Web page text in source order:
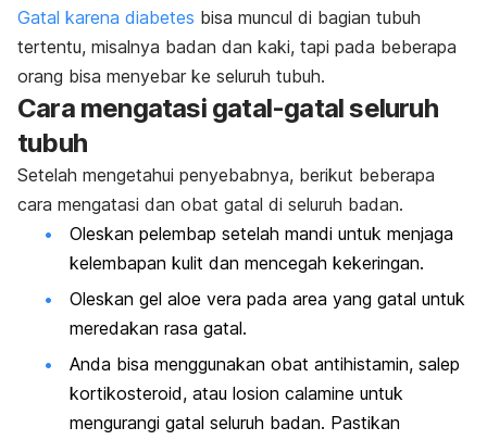
Gatal karena diabetes bisa muncul di bagian tubuh
tertentu, misalnya badan dan kaki, tapi pada beberapa
orang bisa menyebar ke seluruh tubuh.
Cara mengatasi gatal-gatal seluruh
tubuh
Setelah mengetahui penyebabnya, berikut beberapa
cara mengatasi dan obat gatal di seluruh badan.
Oleskan pelembap setelah mandi untuk menjaga
kelembapan kulit dan mencegah kekeringan.
Oleskan gel aloe vera pada area yang gatal untuk
meredakan rasa gatal.​
Anda bisa menggunakan obat antihistamin, salep
kortikosteroid, atau losion calamine untuk
mengurangi gatal seluruh badan. Pastikan